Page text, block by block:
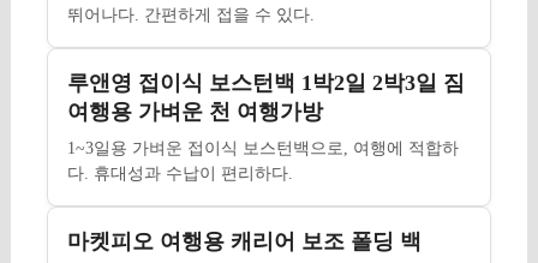
뛰어나다. 간편하게 접을 수 있다.
루앤영 접이식 보스턴백 1박2일 2박3일 짐
여행용 가벼운 천 여행가방
1~3일용 가벼운 접이식 보스턴백으로, 여행에 적합하
다. 휴대성과 수납이 편리하다.
마켓피오 여행용 캐리어 보조 폴딩 백